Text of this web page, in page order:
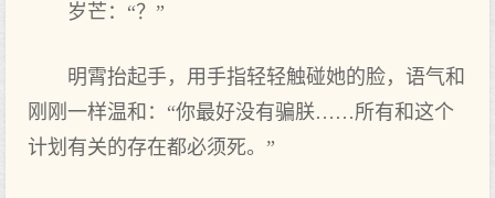
岁芒：“？”
明霄抬起手，用手指轻轻触碰她的脸，语气和
刚刚一样温和：“你最好没有骗朕……所有和这个
计划有关的存在都必须死。”